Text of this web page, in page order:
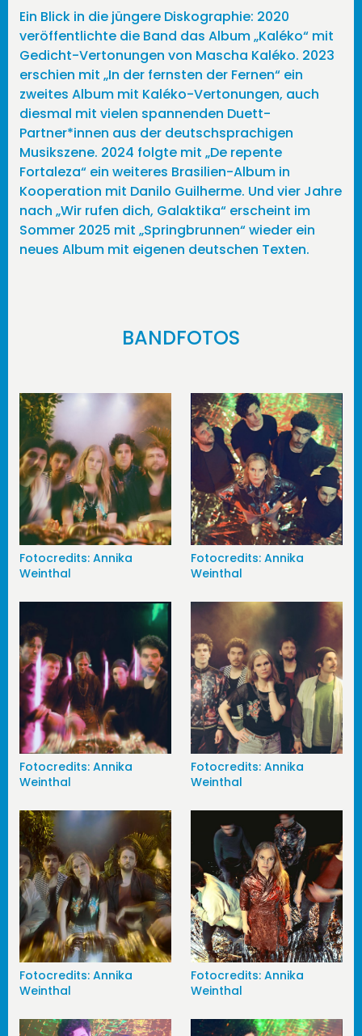
Ein Blick in die jüngere Diskographie: 2020
veröffentlichte die Band das Album „Kaléko“ mit
Gedicht-Vertonungen von Mascha Kaléko. 2023
erschien mit „In der fernsten der Fernen“ ein
zweites Album mit Kaléko-Vertonungen, auch
diesmal mit vielen spannenden Duett-
Partner*innen aus der deutschsprachigen
Musikszene. 2024 folgte mit „De repente
Fortaleza“ ein weiteres Brasilien-Album in
Kooperation mit Danilo Guilherme. Und vier Jahre
nach „Wir rufen dich, Galaktika“ erscheint im
Sommer 2025 mit „Springbrunnen“ wieder ein
neues Album mit eigenen deutschen Texten.
BANDFOTOS
Fotocredits: Annika
Weinthal
Fotocredits: Annika
Weinthal
Fotocredits: Annika
Weinthal
Fotocredits: Annika
Weinthal
Fotocredits: Annika
Weinthal
Fotocredits: Annika
Weinthal